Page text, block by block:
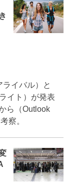
イバル）と
イト）が発表
ら（Outlook
察。